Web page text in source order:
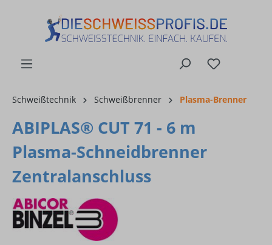
Schweißtechnik Schweißbrenner Plasma-Brenner
ABIPLAS® CUT 71 - 6 m
Plasma-Schneidbrenner
Zentralanschluss